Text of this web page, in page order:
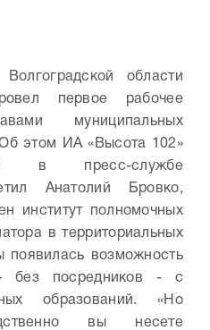
области
первое рабочее
муниципальных
этом ИА «Высота 102»
в пресс-службе
Анатолий Бровко,
институт полномочных
в территориальных
появилась возможность
без посредников - с
образований. «Но
вы несете